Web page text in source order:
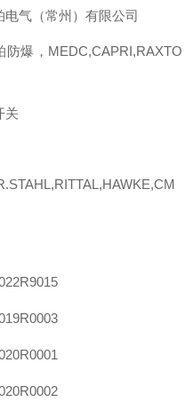
气（常州）有限公司
爆，MEDC,CAPRI,RAXTO